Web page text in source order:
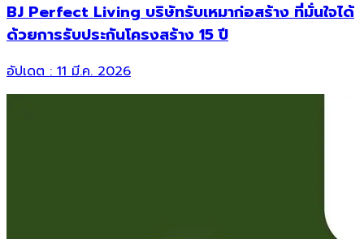
BJ Perfect Living บริษัทรับเหมาก่อสร้าง ที่มั่นใจได้
ด้วยการรับประกันโครงสร้าง 15 ปี
อัปเดต :11 มี.ค. 2026